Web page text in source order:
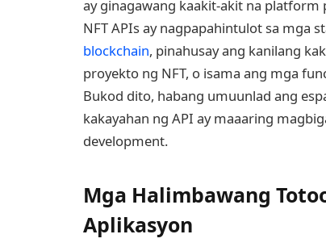
ay ginagawang kaakit-akit na platform
NFT APIs ay nagpapahintulot sa mga
blockchain, pinahusay ang kanilang
proyekto ng NFT, o isama ang mga
Bukod dito, habang umuunlad ang
kakayahan ng API ay maaaring
development.
Mga Halimbawang
Aplikasyon